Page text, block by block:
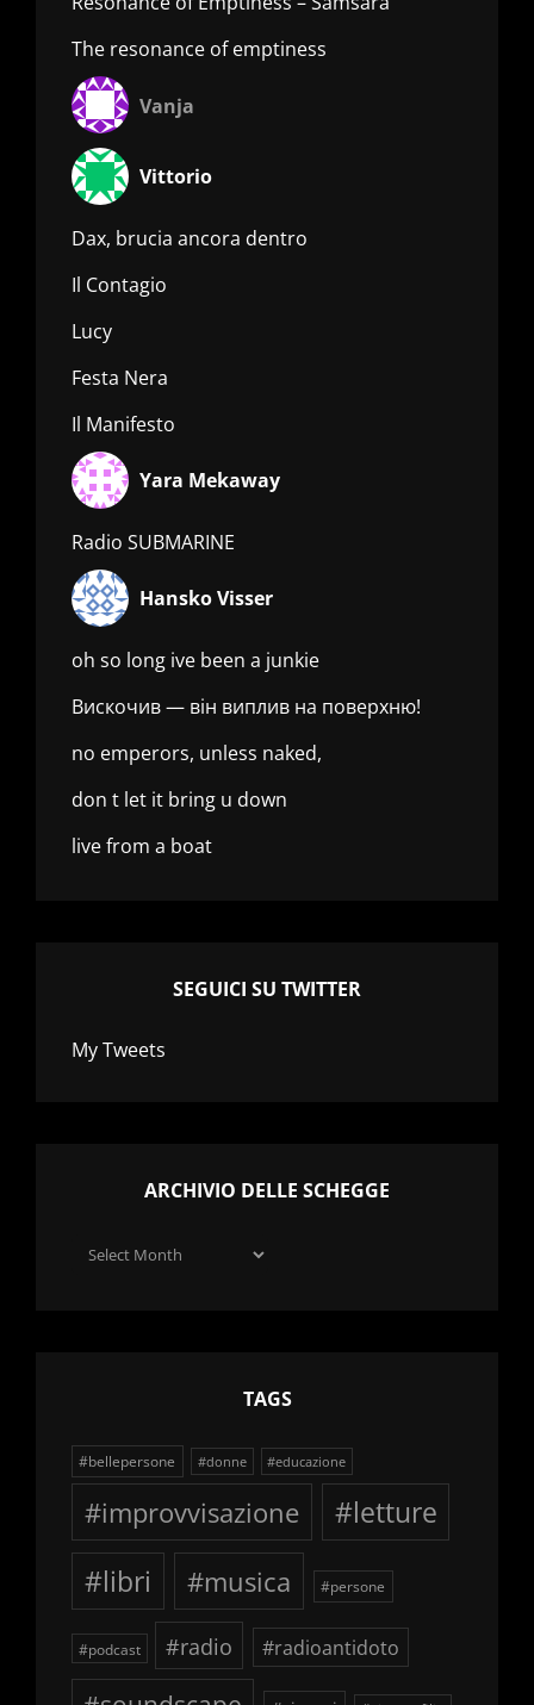
The resonance of emptiness
Vanja
Vittorio
Dax, brucia ancora dentro
Il Contagio
Lucy
Festa Nera
Il Manifesto
Yara Mekaway
Radio SUBMARINE
Hansko Visser
oh so long ive been a junkie
Вискочив — він виплив на поверхню!
no emperors, unless naked,
don t let it bring u down
live from a boat
SEGUICI SU TWITTER
My Tweets
ARCHIVIO DELLE SCHEGGE
Archivio
TAGS
#bellepersone #donne #educazione
#improvvisazione
#letture
#libri
#musica #persone
#podcast #radio #radioantidoto